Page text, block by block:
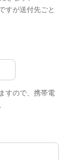
すが送付先ごと
すので、携帯電